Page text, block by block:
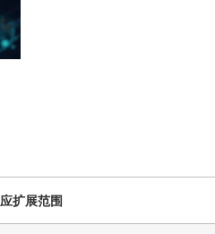
应扩展范围